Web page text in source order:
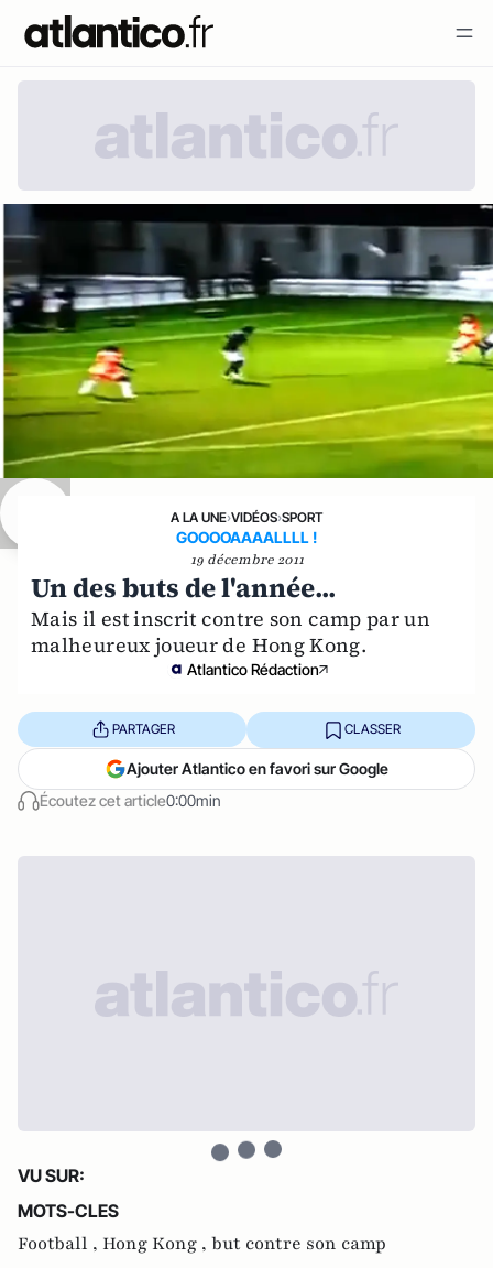
A LA UNE›VIDÉOS›SPORT
GOOOOAAAALLLL !
19 décembre 2011
Un des buts de l'année...
Mais il est inscrit contre son camp par un
malheureux joueur de Hong Kong.
Atlantico Rédaction
Écoutez cet article0:00min
PARTAGER CLASSER
Ajouter Atlantico en favori sur Google
VU SUR:
MOTS-CLES
Football , Hong Kong , but contre son camp